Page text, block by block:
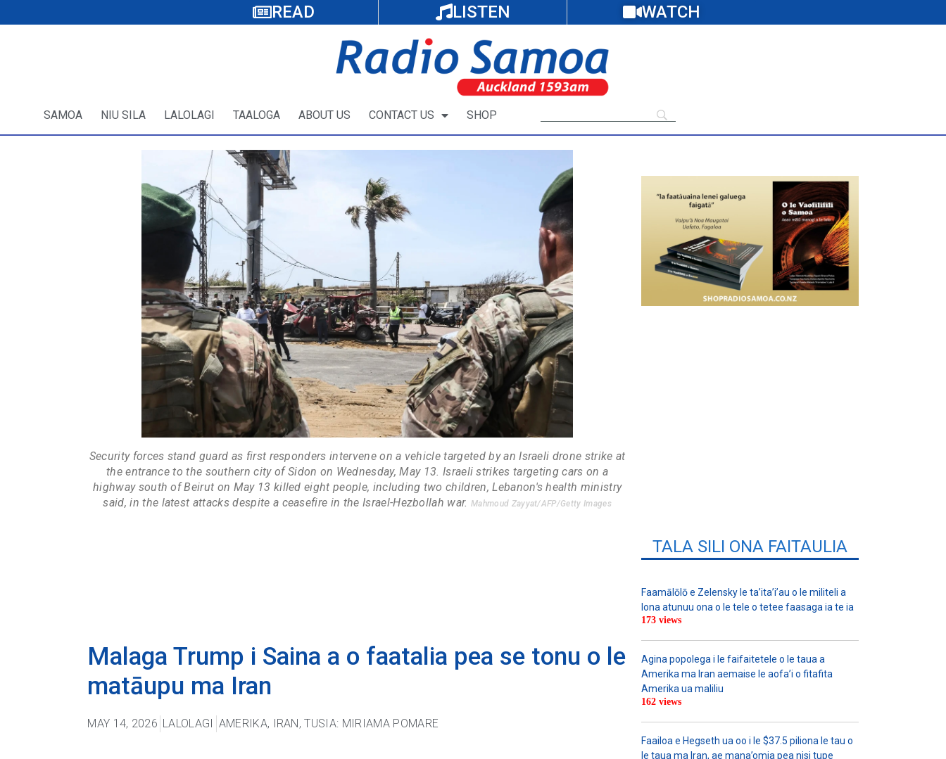
READ LISTEN WATCH
SAMOA NIU SILA LALOLAGI TAALOGA ABOUT US CONTACT US SHOP
Security forces stand guard as first responders intervene on a vehicle targeted by an Israeli drone strike at
the entrance to the southern city of Sidon on Wednesday, May 13. Israeli strikes targeting cars on a
highway south of Beirut on May 13 killed eight people, including two children, Lebanon's health ministry
said, in the latest attacks despite a ceasefire in the Israel-Hezbollah war. Mahmoud Zayyat/AFP/Getty Images
Malaga Trump i Saina a o faatalia pea se tonu o le
matāupu ma Iran
MAY 14, 2026 LALOLAGI AMERIKA, IRAN,TUSIA: MIRIAMA POMARE
TALA SILI ONA FAITAULIA
Faamālōlō e Zelensky le ta’ita’i’au o le militeli a
lona atunuu ona o le tele o tetee faasaga ia te ia
173 views
Agina popolega i le faifaitetele o le taua a
Amerika ma Iran aemaise le aofa’i o fitafita
Amerika ua maliliu
162 views
Faailoa e Hegseth ua oo i le $37.5 piliona le tau o
le taua ma Iran, ae mana’omia pea nisi tupe